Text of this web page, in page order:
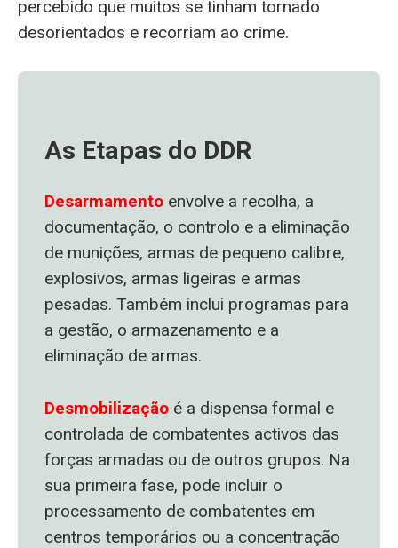
percebido que muitos se tinham tornado
desorientados e recorriam ao crime.
As Etapas do DDR
Desarmamento envolve a recolha, a
documentação, o controlo e a eliminação
de munições, armas de pequeno calibre,
explosivos, armas ligeiras e armas
pesadas. Também inclui programas para
a gestão, o armazenamento e a
eliminação de armas.
Desmobilização é a dispensa formal e
controlada de combatentes activos das
forças armadas ou de outros grupos. Na
sua primeira fase, pode incluir o
processamento de combatentes em
centros temporários ou a concentração